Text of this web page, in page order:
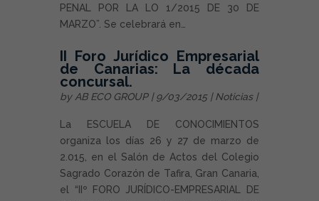
PENAL POR LA LO 1/2015 DE 30 DE
MARZO”. Se celebrará en…
II Foro Jurídico Empresarial
de Canarias: La década
concursal.
by AB ECO GROUP| 9/03/2015 |Noticias|
La ESCUELA DE CONOCIMIENTOS
organiza los días 26 y 27 de marzo de
2.015, en el Salón de Actos del Colegio
Sagrado Corazón de Tafira, Gran Canaria,
el “IIº FORO JURÍDICO-EMPRESARIAL DE